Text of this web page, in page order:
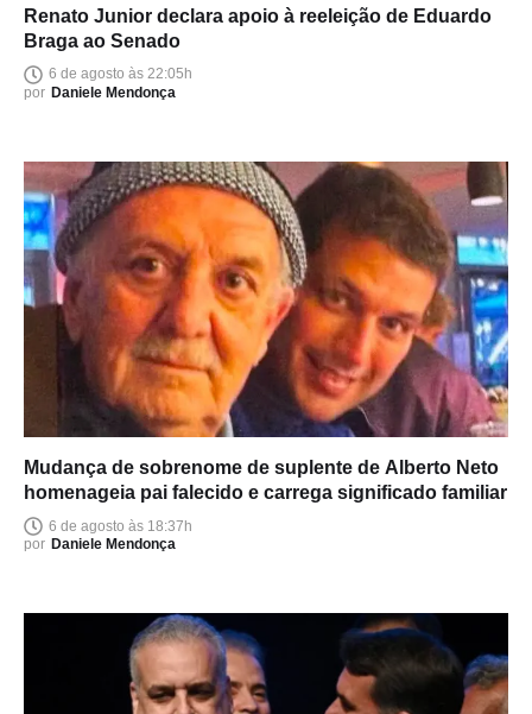
Renato Junior declara apoio à reeleição de Eduardo
Braga ao Senado
6 de agosto às 22:05h
por Daniele Mendonça
Mudança de sobrenome de suplente de Alberto Neto
homenageia pai falecido e carrega significado familiar
6 de agosto às 18:37h
por Daniele Mendonça